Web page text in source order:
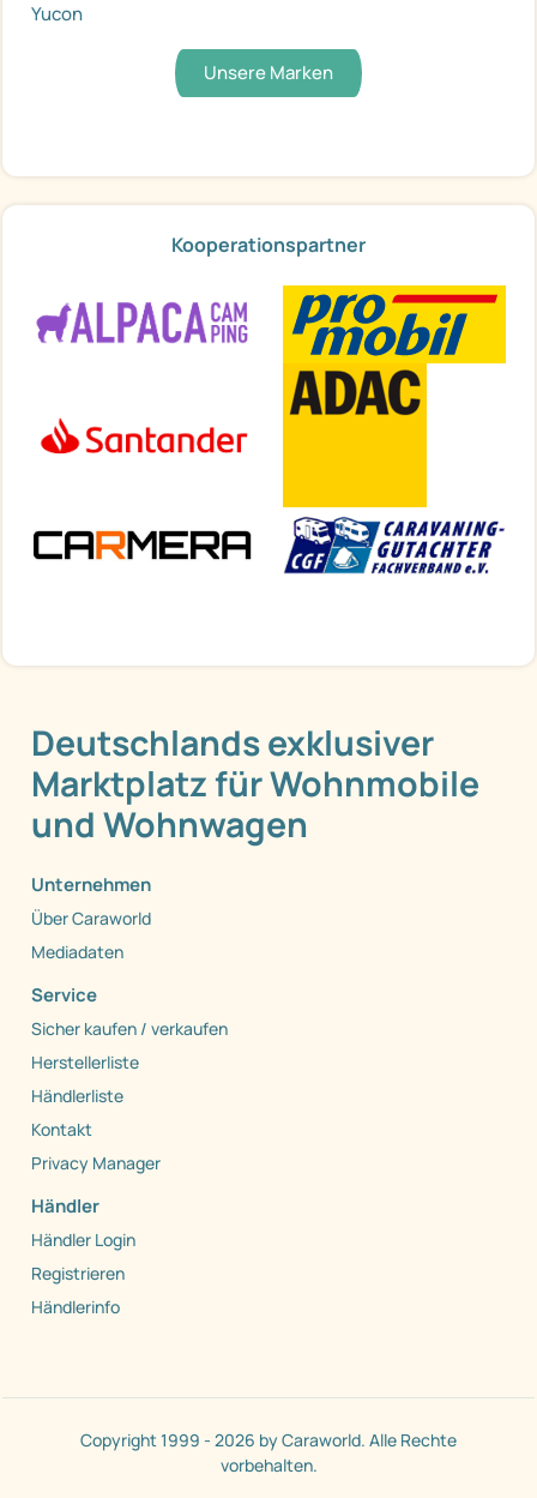
Yucon
Unsere Marken
Kooperationspartner
Deutschlands exklusiver
Marktplatz für Wohnmobile
und Wohnwagen
Unternehmen
Über Caraworld
Mediadaten
Service
Sicher kaufen / verkaufen
Herstellerliste
Händlerliste
Kontakt
Privacy Manager
Händler
Händler Login
Registrieren
Händlerinfo
Copyright 1999 - 2026 by Caraworld. Alle Rechte
vorbehalten.